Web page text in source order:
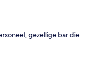
gezellige bar die